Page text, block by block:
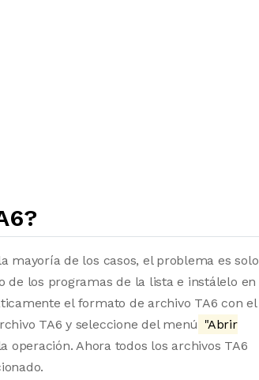
mayoría de los casos, el problema es solo
de los programas de la lista e instálelo en
el formato de archivo TA6 con el
TA6 y seleccione del menú "Abrir
operación. Ahora todos los archivos TA6